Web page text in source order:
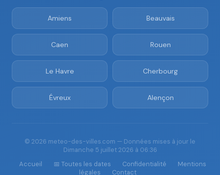
Amiens Beauvais
Caen Rouen
Le Havre Cherbourg
Évreux Alençon
© 2026 meteo-des-villes.com — Données mises à jour le
Dimanche 5 juillet 2026 à 06:36
Accueil
📅 Toutes les dates Confidentialité
Mentions
légales
Contact